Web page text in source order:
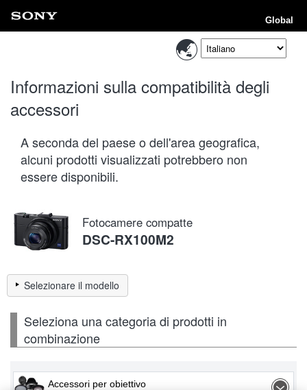
Global
Informazioni sulla compatibilità degli
accessori
A seconda del paese o dell'area geografica,
alcuni prodotti visualizzati potrebbero non
essere disponibili.
Fotocamere compatte
DSC-RX100M2
Selezionare il modello
Seleziona una categoria di prodotti in
combinazione
Accessori per obiettivo